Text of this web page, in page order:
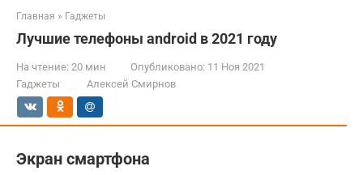
Главная » Гаджеты
Лучшие телефоны android в 2021 году
На чтение: 20 мин Опубликовано: 11 Ноя 2021
Гаджеты
Алексей Смирнов
Экран смартфона